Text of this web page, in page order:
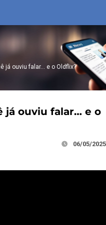
já ouviu falar… e o Oldflix?
já ouviu falar… e o
06/05/2025